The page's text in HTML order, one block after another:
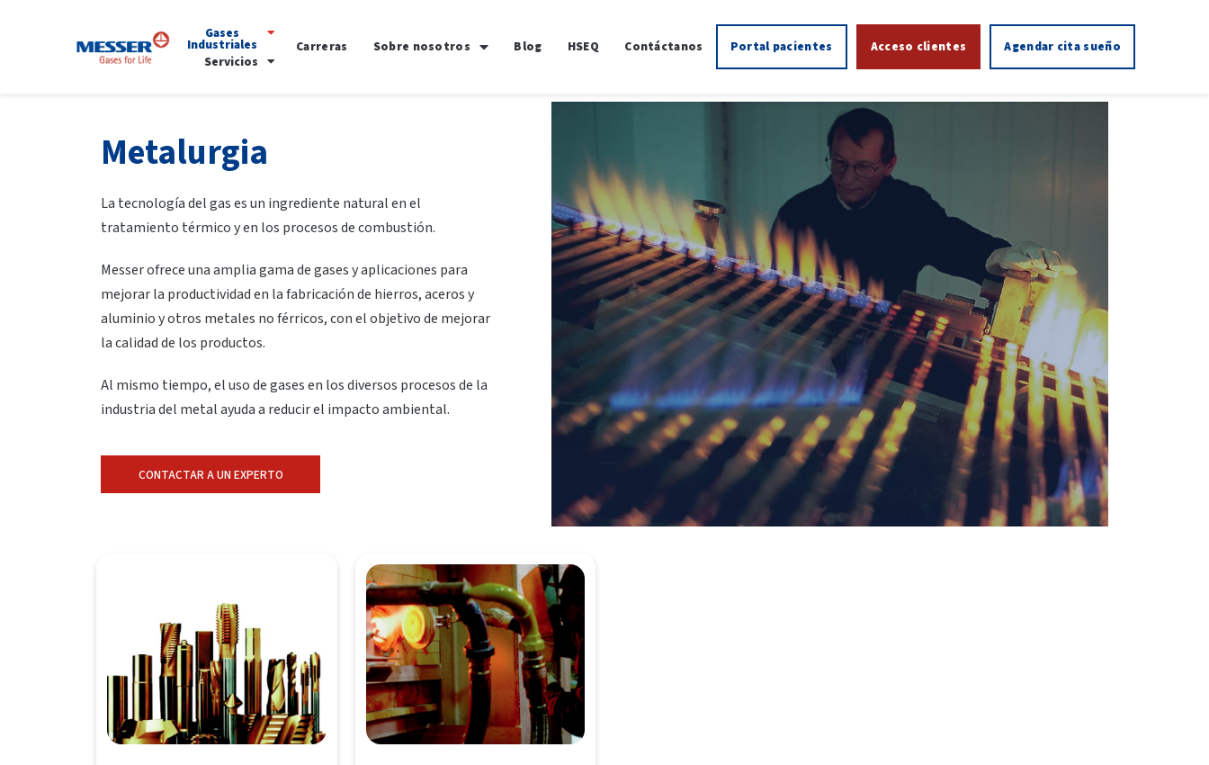
Gases
Industriales
Servicios
Carreras Sobre nosotros Blog HSEQ Contáctanos Portal pacientes Acceso clientes Agendar cita sueño
Metalurgia
La tecnología del gas es un ingrediente natural en el
tratamiento térmico y en los procesos de combustión.
Messer ofrece una amplia gama de gases y aplicaciones para
mejorar la productividad en la fabricación de hierros, aceros y
aluminio y otros metales no férricos, con el objetivo de mejorar
la calidad de los productos.
Al mismo tiempo, el uso de gases en los diversos procesos de la
industria del metal ayuda a reducir el impacto ambiental.
CONTACTAR A UN EXPERTO